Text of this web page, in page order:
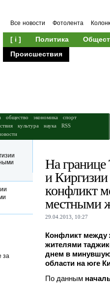
Все новости Фотолента
[ i ] Политика
Происшествия
общество экономика
спорт
культура наука
RSS
На границе
и
конфликт
местными
29.04.2013, 10:27
Конфликт между
жителями
днем в минувшую
области на юге
По данным
за